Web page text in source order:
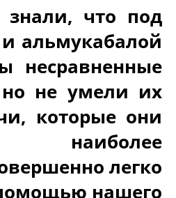
знали, что под
альмукабалой
несравненные
не умели их
которые они
наиболее
легко
нашего